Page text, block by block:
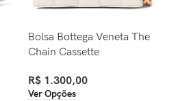
Bolsa Bottega Veneta The
Chain Cassette
R$ 1.300,00
Ver Opções